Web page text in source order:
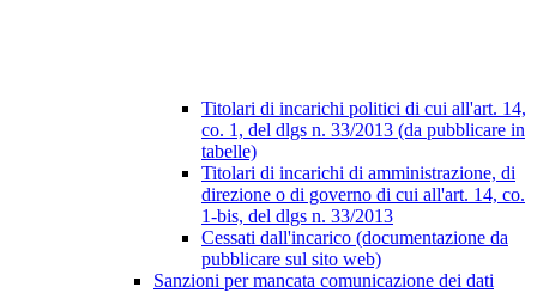
Titolari di incarichi politici di cui all'art. 14,
co. 1, del dlgs n. 33/2013 (da pubblicare in
tabelle)
Titolari di incarichi di amministrazione, di
direzione o di governo di cui all'art. 14, co.
1-bis, del dlgs n. 33/2013
Cessati dall'incarico (documentazione da
pubblicare sul sito web)
Sanzioni per mancata comunicazione dei dati